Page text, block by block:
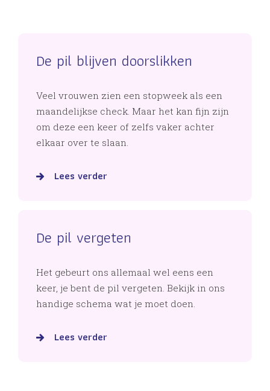
De pil blijven doorslikken
Veel vrouwen zien een stopweek als een
maandelijkse check. Maar het kan fijn zijn
om deze een keer of zelfs vaker achter
elkaar over te slaan.
Lees verder
De pil vergeten
Het gebeurt ons allemaal wel eens een
keer, je bent de pil vergeten. Bekijk in ons
handige schema wat je moet doen.
Lees verder